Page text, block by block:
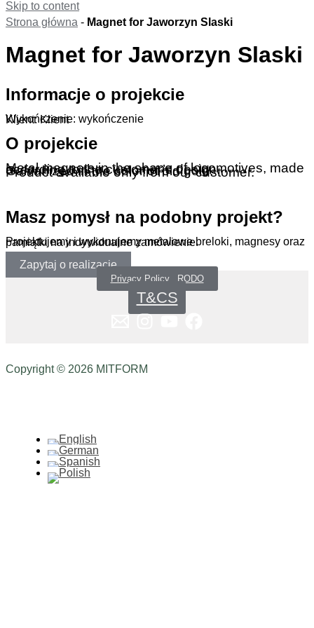
Skip to content
Strona główna - Magnet for Jaworzyn Slaski
Magnet for Jaworzyn Slaski
Informacje o projekcie
Wykończenie: wykończenie
Klient: Klient
O projekcie
Metal magnets in the shape of locomotives, made according to the customer’s design.
Galvanized in the color of old gold.
Product available only from our customer.
Masz pomysł na podobny projekt?
Projektujemy i wykonujemy metalowe breloki, magnesy oraz pamiątki na indywidualne zamówienie.
Zapytaj o realizację
Privacy Policy _RODO
T&CS
Copyright © 2026 MITFORM